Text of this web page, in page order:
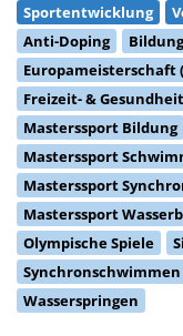
Sportentwicklung
Anti-Doping
Bildung
Europameisterschaft
Freizeit- &
Masterssport Bildung
Masterssport
Masterssport
Masterssport
Olympische Spiele
Synchronschwimmen
Wasserspringen